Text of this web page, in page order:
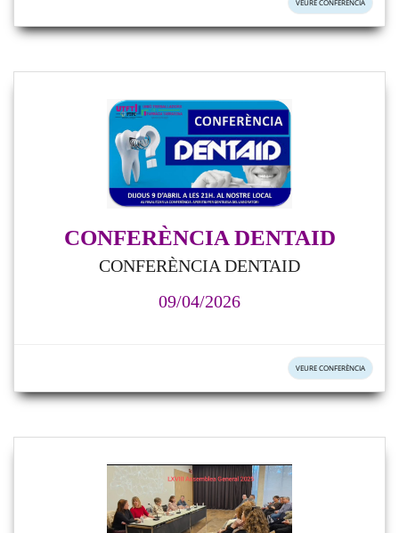
VEURE CONFERÈNCIA
CONFERÈNCIA DENTAID
CONFERÈNCIA DENTAID
09/04/2026
VEURE CONFERÈNCIA